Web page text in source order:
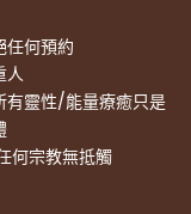
任何預約
人
有靈性/能量療癒只是
何宗教無抵觸